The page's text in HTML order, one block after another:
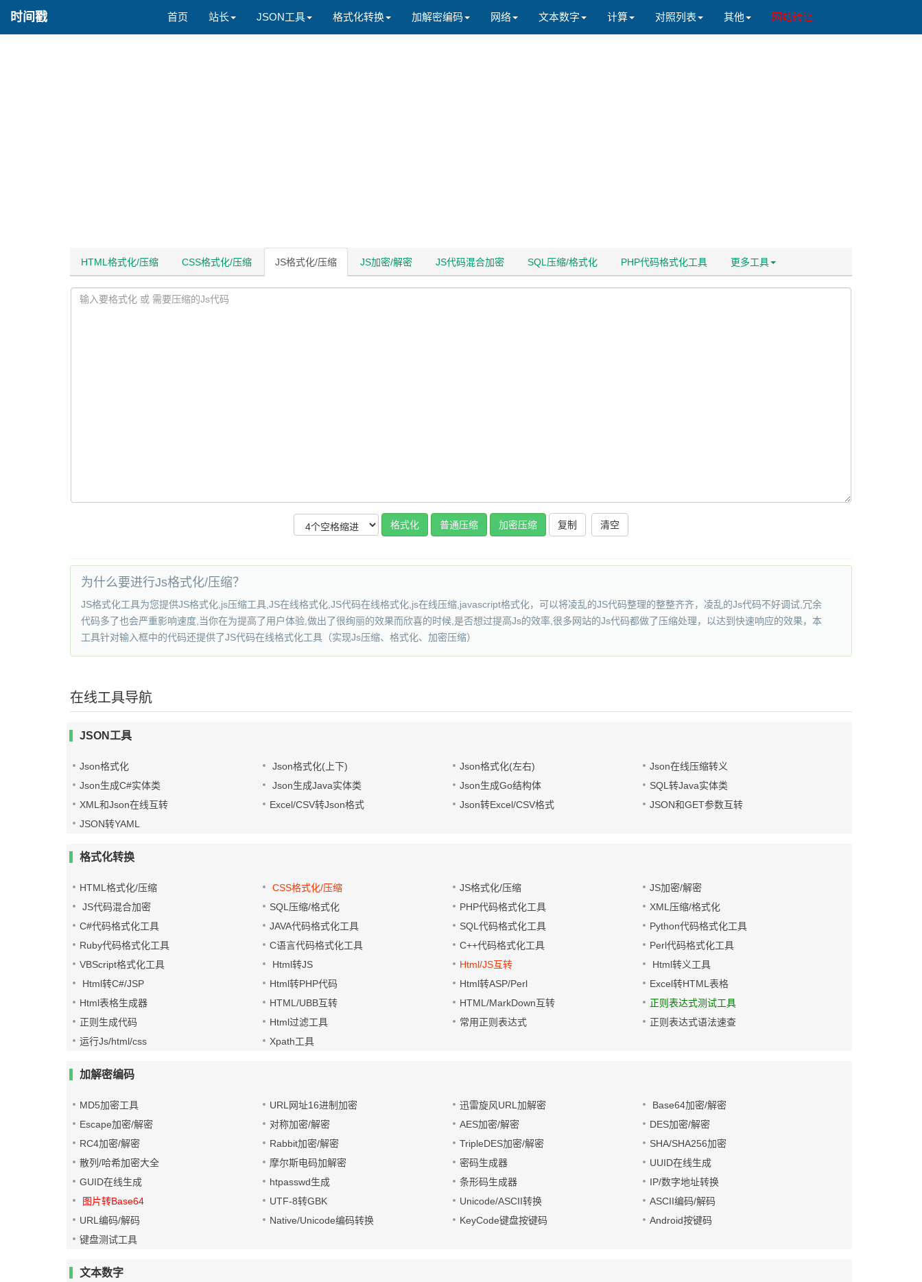
时间戳 首页 站长 JSON工具 格式化转换 加解密编码 网络 文本数字 计算 对照列表 其他 网站转让
HTML格式化/压缩 CSS格式化/压缩 JS格式化/压缩 JS加密/解密 JS代码混合加密 SQL压缩/格式化 PHP代码格式化工具 更多工具
复制
为什么要进行Js格式化/压缩？
JS格式化工具为您提供JS格式化,js压缩工具,JS在线格式化,JS代码在线格式化,js在线压缩,javascript格式化，可以将凌乱的JS代码整理的整整齐齐，凌乱的Js代码不好调试,冗余
代码多了也会严重影响速度,当你在为提高了用户体验,做出了很绚丽的效果而欣喜的时候,是否想过提高Js的效率,很多网站的Js代码都做了压缩处理，以达到快速响应的效果，本
工具针对输入框中的代码还提供了JS代码在线格式化工具（实现Js压缩、格式化、加密压缩）
在线工具导航
JSON工具
Json格式化 Json格式化(上下) Json格式化(左右)
Json在线压缩转义
Json生成C#实体类
Json生成Java实体类 Json生成Go结构体
SQL转Java实体类
XML和Json在线互转
Excel/CSV转Json格式 Json转Excel/CSV格式
JSON和GET参数互转
JSON转YAML
格式化转换
HTML格式化/压缩 CSS格式化/压缩 JS格式化/压缩
JS加密/解密
JS代码混合加密
SQL压缩/格式化 PHP代码格式化工具
XML压缩/格式化
C#代码格式化工具
JAVA代码格式化工具 SQL代码格式化工具
Python代码格式化工具
Ruby代码格式化工具
C语言代码格式化工具 C++代码格式化工具
Perl代码格式化工具
VBScript格式化工具
Html转JS Html/JS互转
Html转义工具
Html转C#/JSP
Html转PHP代码 Html转ASP/Perl
Excel转HTML表格
Html表格生成器
HTML/UBB互转 HTML/MarkDown互转
正则表达式测试工具
正则生成代码
Html过滤工具 常用正则表达式
正则表达式语法速查
运行Js/html/css
Xpath工具
加解密编码
MD5加密工具 URL网址16进制加密 迅雷旋风URL加解密
Base64加密/解密
Escape加密/解密
对称加密/解密 AES加密/解密
DES加密/解密
RC4加密/解密
Rabbit加密/解密 TripleDES加密/解密
SHA/SHA256加密
散列/哈希加密大全
摩尔斯电码加解密 密码生成器
UUID在线生成
GUID在线生成
htpasswd生成 条形码生成器
IP/数字地址转换
图片转Base64
UTF-8转GBK Unicode/ASCII转换
ASCII编码/解码
URL编码/解码
Native/Unicode编码转换 KeyCode键盘按键码
Android按键码
键盘测试工具
文本数字